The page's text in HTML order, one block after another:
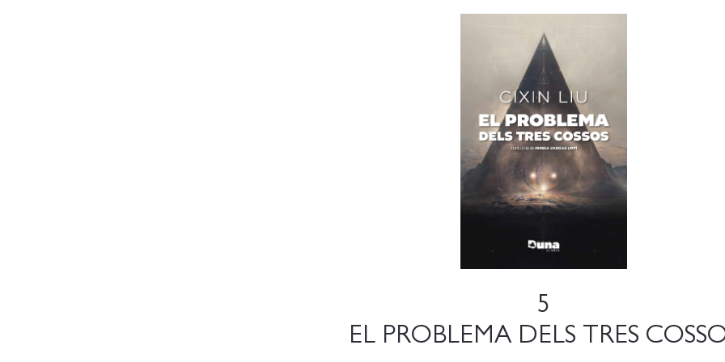
5
EL PROBLEMA DELS TRES